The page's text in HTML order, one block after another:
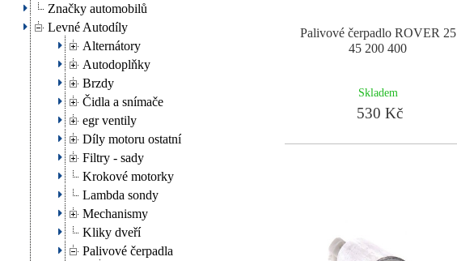
Značky automobilů
Levné Autodíly
Alternátory
Autodoplňky
Brzdy
Čidla a snímače
egr ventily
Díly motoru ostatní
Filtry - sady
Krokové motorky
Lambda sondy
Mechanismy
Kliky dveří
Palivové čerpadla
Palivové čerpadlo ROVER 25
45 200 400
Skladem
530 Kč